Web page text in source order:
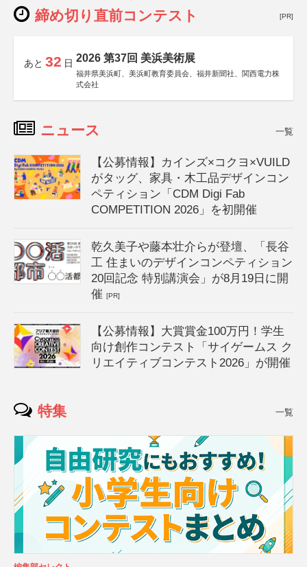
締め切り直前コンテスト [PR]
あと 32 日 2026 第37回 美浜美術展
福井県美浜町、美浜町教育委員会、福井新聞社、関西電力株
式会社
ニュース 一覧
【公募情報】カインズ×コクヨ×VUILD
がタッグ、家具・木工品デザインコン
ペティション「CDM Digi Fab
COMPETITION 2026」を初開催
乾久美子や藤本壮介らが登壇、「長谷
工 住まいのデザインコンペティション
20回記念 特別講演会」が8月19日に開
催[PR]
【公募情報】大賞賞金100万円！学生
向け創作コンテスト「サイゲームス ク
リエイティブコンテスト2026」が開催
特集 一覧